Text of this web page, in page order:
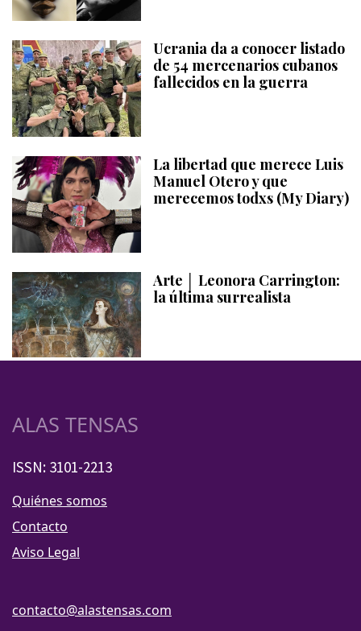
Ucrania da a conocer listado
de 54 mercenarios cubanos
fallecidos en la guerra
La libertad que merece Luis
Manuel Otero y que
merecemos todxs (My Diary)
Arte │ Leonora Carrington:
la última surrealista
ALAS TENSAS
ISSN: 3101-2213
Quiénes somos
Contacto
Aviso Legal
contacto@alastensas.com